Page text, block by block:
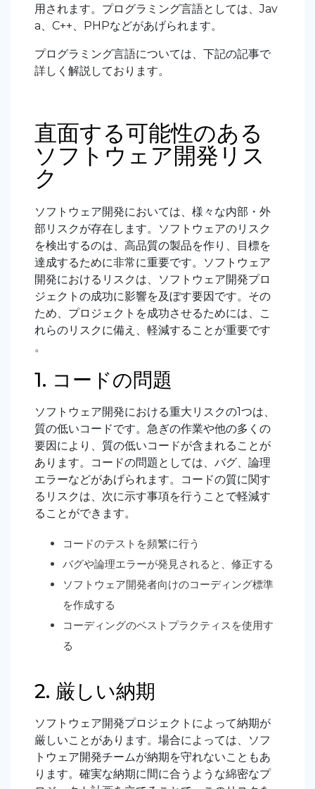
用されます。プログラミング言語としては、Jav
a、 C++、 PHPなどがあげられます。
プログラミング言語については、下記の記事で
詳しく解説しております。
直面する可能性のある
ソフトウェア開発リス
ク
ソフトウェア開発においては、様々な内部・外
部リスクが存在します。ソフトウェアのリスク
を検出するのは、高品質の製品を作り、目標を
達成するために非常に重要です。ソフトウェア
開発におけるリスクは、ソフトウェア開発プロ
ジェクトの成功に影響を及ぼす要因です。その
ため、プロジェクトを成功させるためには、こ
れらのリスクに備え、軽減することが重要です
。
1. コードの問題
ソフトウェア開発における重大リスクの1つは、
質の低いコードです。急ぎの作業や他の多くの
要因により、質の低いコードが含まれることが
あります。コードの問題としては、バグ、論理
エラーなどがあげられます。コードの質に関す
るリスクは、 次に示す事項を行うことで軽減す
ることができます。
コードのテストを頻繁に行う
バグや論理エラーが発見されると、修正する
ソフトウェア開発者向けのコーディング標準
を作成する
コーディングのベストプラクティスを使用す
る
2. 厳しい納期
ソフトウェア開発プロジェクトによって納期が
厳しいことがあります。場合によっては、ソフ
トウェア開発チームが納期を守れないこともあ
ります。確実な納期に間に合うような綿密なプ